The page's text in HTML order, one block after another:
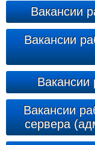
Вакансии
Вакансии
Вакансии
Вакансии
сервера